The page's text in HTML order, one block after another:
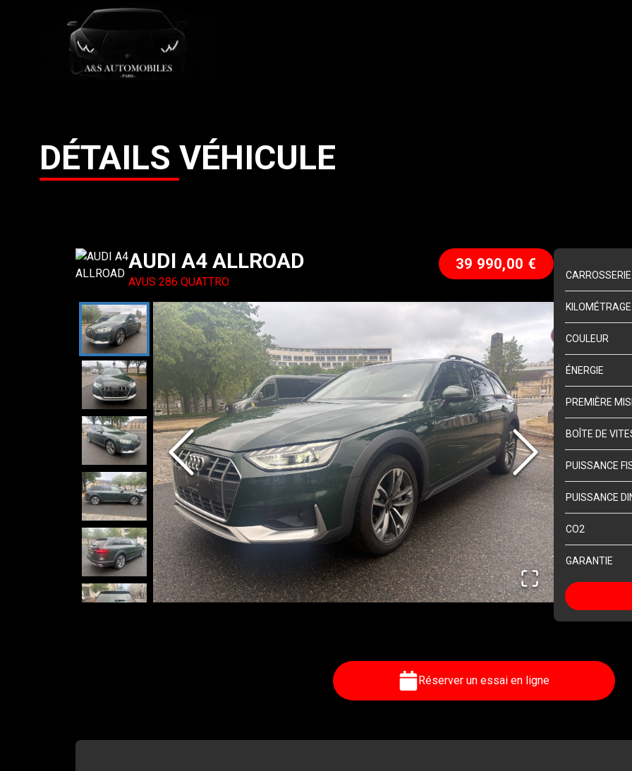
DÉTAILS VÉHICULE
AUDI A4 ALLROAD
AVUS 286 QUATTRO
39 990,00 €
CARROSSERIE
KILOMÉTRAGE
COULEUR
ÉNERGIE
PREMIÈRE
BOÎTE DE
PUISSANCE
PUISSANCE
CO2
GARANTIE
Réserver un essai en ligne